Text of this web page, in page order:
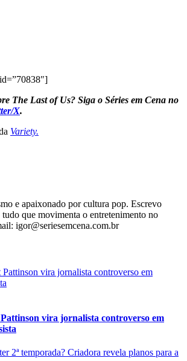
The Last of Us? Siga o Séries em Cena no
X.
Variety.
e apaixonado por cultura pop. Escrevo
tudo que movimenta o entretenimento no
igor@seriesemcena.com.br
vira jornalista controverso em